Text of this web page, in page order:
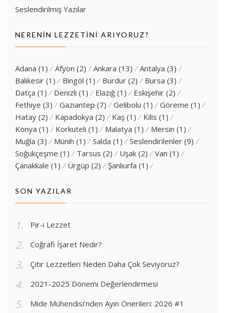
Seslendirilmiş Yazılar
NERENIN LEZZETINI ARIYORUZ?
Adana (1) Afyon (2) Ankara (13) Antalya (3)
Balıkesir (1) Bingöl (1) Burdur (2) Bursa (3)
Datça (1) Denizli (1) Elazığ (1) Eskişehir (2)
Fethiye (3) Gaziantep (7) Gelibolu (1) Göreme (1)
Hatay (2) Kapadokya (2) Kaş (1) Kilis (1)
Konya (1) Korkuteli (1) Malatya (1) Mersin (1)
Muğla (3) Münih (1) Salda (1) Seslendirilenler (9)
Soğukçeşme (1) Tarsus (2) Uşak (2) Van (1)
Çanakkale (1) Ürgüp (2) Şanlıurfa (1)
SON YAZILAR
Pir-i Lezzet
Coğrafi İşaret Nedir?
Çıtır Lezzetleri Neden Daha Çok Seviyoruz?
2021-2025 Dönemi Değerlendirmesi
Mide Mühendisi’nden Ayın Önerileri: 2026 #1